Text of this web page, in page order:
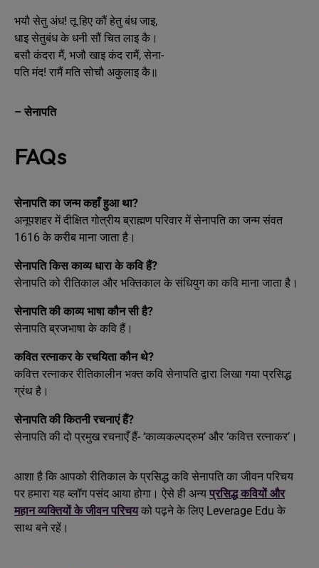
भयौ सेतु अंध! तू हिए कौं हेतु बंध जाइ,
धाइ सेतुबंध के धनी सौं चित लाइ कै।
बसौ कंदरा मैं, भजौ खाइ कंद रामैं, सेना-
पति मंद! रामैं मति सोचौ अकुलाइ कै॥
– सेनापति
FAQs
सेनापति का जन्म कहाँ हुआ था?
अनूपशहर में दीक्षित गोत्रीय ब्राह्मण परिवार में सेनापति का जन्म संवत
1616 के करीब माना जाता है।
सेनापति किस काव्य धारा के कवि हैं?
सेनापति को रीतिकाल और भक्तिकाल के संधियुग का कवि माना जाता है।
सेनापति की काव्य भाषा कौन सी है?
सेनापति ब्रजभाषा के कवि हैं।
कवित रत्नाकर के रचयिता कौन थे?
कवित्त रत्नाकर रीतिकालीन भक्त कवि सेनापति द्वारा लिखा गया प्रसिद्ध
ग्रंथ है।
सेनापति की कितनी रचनाएं हैं?
सेनापति की दो प्रमुख रचनाएँ हैं- ‘काव्यकल्पद्रुम’ और ‘कवित्त रत्नाकर’।
आशा है कि आपको रीतिकाल के प्रसिद्ध कवि सेनापति का जीवन परिचय
पर हमारा यह ब्लॉग पसंद आया होगा। ऐसे ही अन्य प्रसिद्ध कवियों और
महान व्यक्तियों के जीवन परिचय को पढ़ने के लिए Leverage Edu के
साथ बने रहें।